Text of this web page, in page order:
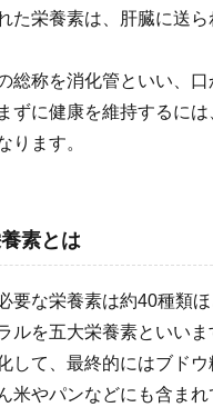
た栄養素は、肝臓に送
称を消化管といい、
ずに健康を維持するに
ります。
素とは
な栄養素は約40種類
ルを五大栄養素といいま
して、最終的にはブドウ
米やパンなどにも含ま